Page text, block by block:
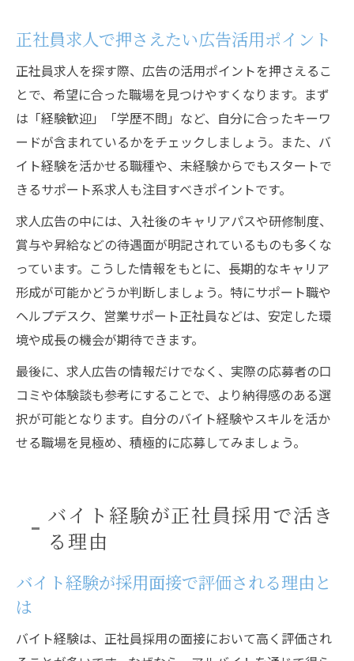
正社員求人で押さえたい広告活用ポイント
正社員求人を探す際、広告の活用ポイントを押さえるこ
とで、希望に合った職場を見つけやすくなります。まず
は「経験歓迎」「学歴不問」など、自分に合ったキーワ
ードが含まれているかをチェックしましょう。また、バ
イト経験を活かせる職種や、未経験からでもスタートで
きるサポート系求人も注目すべきポイントです。
求人広告の中には、入社後のキャリアパスや研修制度、
賞与や昇給などの待遇面が明記されているものも多くな
っています。こうした情報をもとに、長期的なキャリア
形成が可能かどうか判断しましょう。特にサポート職や
ヘルプデスク、営業サポート正社員などは、安定した環
境や成長の機会が期待できます。
最後に、求人広告の情報だけでなく、実際の応募者の口
コミや体験談も参考にすることで、より納得感のある選
択が可能となります。自分のバイト経験やスキルを活か
せる職場を見極め、積極的に応募してみましょう。
バイト経験が正社員採用で活き
る理由
バイト経験が採用面接で評価される理由と
は
バイト経験は、正社員採用の面接において高く評価され